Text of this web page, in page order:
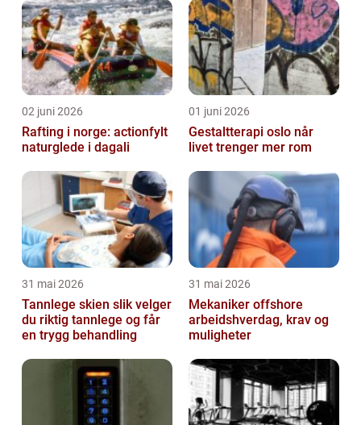
02 juni 2026
Rafting i norge: actionfylt
naturglede i dagali
01 juni 2026
Gestaltterapi oslo når
livet trenger mer rom
31 mai 2026
Tannlege skien slik velger
du riktig tannlege og får
en trygg behandling
31 mai 2026
Mekaniker offshore
arbeidshverdag, krav og
muligheter